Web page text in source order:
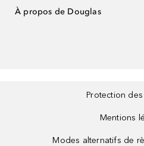
À propos de Douglas
Protection
Mentions
Modes alternatifs de